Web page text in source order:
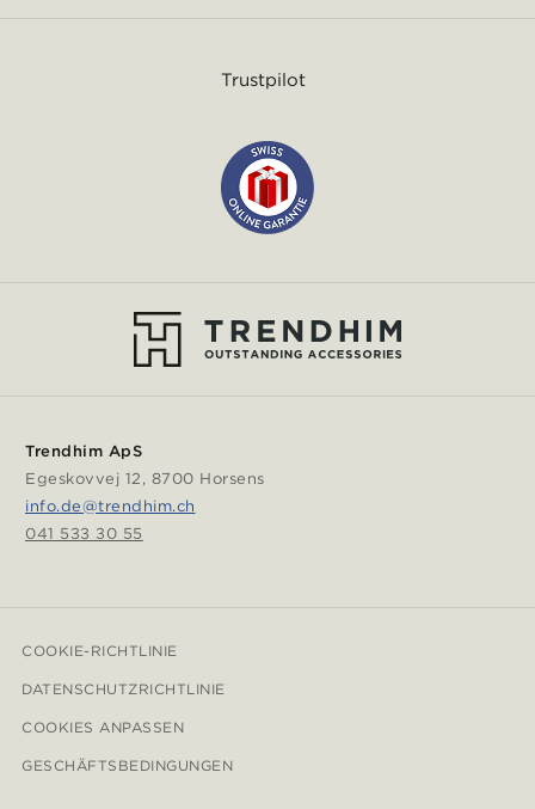
Trustpilot
Trendhim ApS
Egeskovvej 12, 8700 Horsens
info.de@trendhim.ch
041 533 30 55
COOKIE-RICHTLINIE
DATENSCHUTZRICHTLINIE
COOKIES ANPASSEN
GESCHÄFTSBEDINGUNGEN